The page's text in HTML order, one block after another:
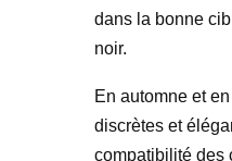
dans la bonne
noir.
En automne et
discrètes et
compatibilité des